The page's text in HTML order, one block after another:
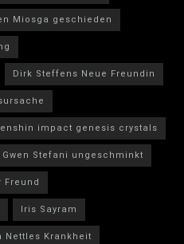
Miosga geschieden
Dirk Steffens Neue Freundin
impact genesis crystals
Gwen Stefani ungeschminkt
Iris Sayram
Nettles Krankheit